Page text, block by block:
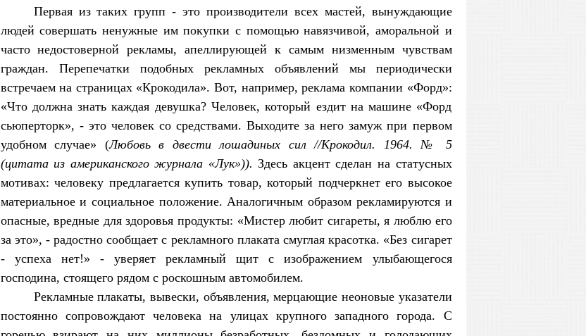
Первая из таких групп - это производители всех мастей, вынуждающие
людей совершать ненужные им покупки с помощью навязчивой, аморальной и
часто недостоверной рекламы, апеллирующей к самым низменным чувствам
граждан. Перепечатки подобных рекламных объявлений мы периодически
встречаем на страницах «Крокодила». Вот, например, реклама компании «Форд»:
«Что должна знать каждая девушка? Человек, который ездит на машине «Форд
сьюперторк», - это человек со средствами. Выходите за него замуж при первом
удобном случае» (Любовь в двести лошадиных сил //Крокодил. 1964. № 5
(цитата из американского журнала «Лук»)). Здесь акцент сделан на статусных
мотивах: человеку предлагается купить товар, который подчеркнет его высокое
материальное и социальное положение. Аналогичным образом рекламируются и
опасные, вредные для здоровья продукты: «Мистер любит сигареты, я люблю его
за это», - радостно сообщает с рекламного плаката смуглая красотка. «Без сигарет
- успеха нет!» - уверяет рекламный щит с изображением улыбающегося
господина, стоящего рядом с роскошным автомобилем.
Рекламные плакаты, вывески, объявления, мерцающие неоновые указатели
постоянно сопровождают человека на улицах крупного западного города. С